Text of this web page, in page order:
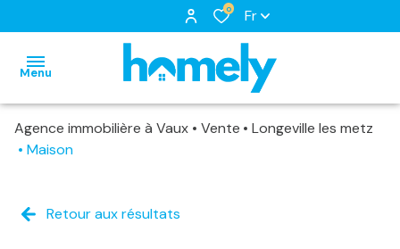
0 Fr
Menu
accueil
biens
à
équipe
Agence immobilière à Vaux Vente
Longeville les metz
Maison
Retour aux résultats